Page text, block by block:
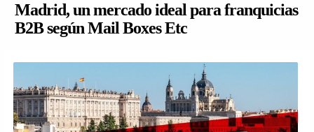
Madrid, un mercado ideal para franquicias
B2B según Mail Boxes Etc